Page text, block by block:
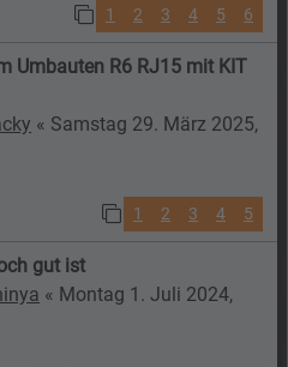
1 2 3 4 5 6
Umbauten R6 RJ15 mit KIT
« Samstag 29. März 2025,
1 2 3 4 5
gut ist
« Montag 1. Juli 2024,